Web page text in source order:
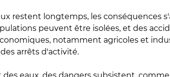
restent longtemps, les conséquences
peuvent être isolées, et des
notamment agricoles et
arrêts d'activité.